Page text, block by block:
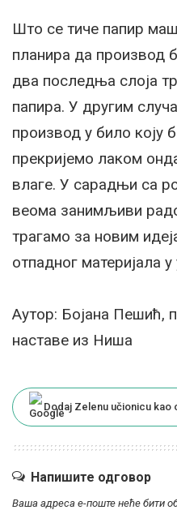
Што се тиче папир
планира да производ
два последња слоја
папира. У другим
производ у било коју
прекријемо лаком
влаге. У сарадњи са
веома занимљиви
трагамо за новим
отпадног материјала
Аутор: Бојана Пешић,
наставе из Ниша
Dodaj Zelenu učionicu kao
Напишите одговор
Ваша адреса е-поште неће бити